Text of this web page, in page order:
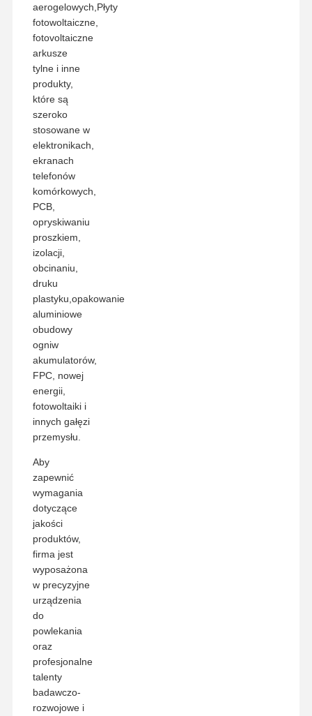
aerogelowych,Płyty
fotowoltaiczne,
fotovoltaiczne
arkusze
tylne i inne
produkty,
które są
szeroko
stosowane w
elektronikach,
ekranach
telefonów
komórkowych,
PCB,
opryskiwaniu
proszkiem,
izolacji,
obcinaniu,
druku
plastyku,opakowanie
aluminiowe
obudowy
ogniw
akumulatorów,
FPC, nowej
energii,
fotowoltaiki i
innych gałęzi
przemysłu.
Aby
zapewnić
wymagania
dotyczące
jakości
produktów,
firma jest
wyposażona
w precyzyjne
urządzenia
do
powlekania
oraz
profesjonalne
talenty
badawczo-
rozwojowe i